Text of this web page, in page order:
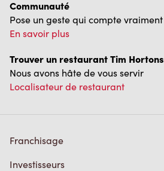
Communauté
Pose un geste qui compte vraiment
En savoir plus
Trouver un restaurant Tim Hortons
Nous avons hâte de vous servir
Localisateur de restaurant
Franchisage
Investisseurs